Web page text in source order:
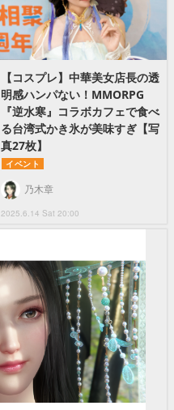
【コスプレ】中華美女店長の透
明感ハンパない！MMORPG
『逆水寒』コラボカフェで食べ
る台湾式かき氷が美味すぎ【写
真27枚】
イベント
2025.6.14 Sat 20:00
乃木章